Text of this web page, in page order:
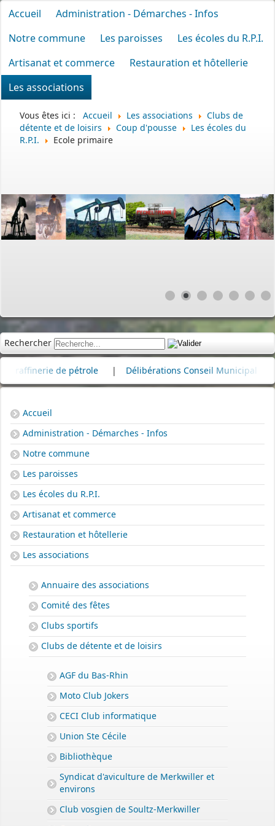
Accueil
Administration - Démarches - Infos
Notre commune
Les paroisses
Les écoles du R.P.I.
Artisanat et commerce
Restauration et hôtellerie
Les associations
Vous êtes ici : Accueil Les associations
Clubs de
détente et de loisirs
Coup d'pousse
Les écoles du
R.P.I.
Ecole primaire
Rechercher
de pétrole | Délibérations Conseil Municipal |
Accueil
Administration - Démarches - Infos
Notre commune
Les paroisses
Les écoles du R.P.I.
Artisanat et commerce
Restauration et hôtellerie
Les associations
Annuaire des associations
Comité des fêtes
Clubs sportifs
Clubs de détente et de loisirs
AGF du Bas-Rhin
Moto Club Jokers
CECI Club informatique
Union Ste Cécile
Bibliothèque
Syndicat d'aviculture de Merkwiller et
environs
Club vosgien de Soultz-Merkwiller